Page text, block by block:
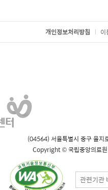
개인정보처리방침 이
(04564) 서울특별시 중구 을지
Copyright © 국립중앙의료
관련기관